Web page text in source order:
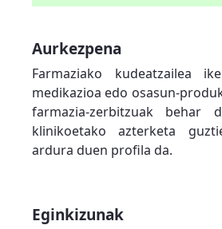
Aurkezpena
Farmaziako kudeatzailea
medikazioa edo osasun-
farmazia-zerbitzuak behar
klinikoetako azterketa
ardura duen profila da.
Eginkizunak